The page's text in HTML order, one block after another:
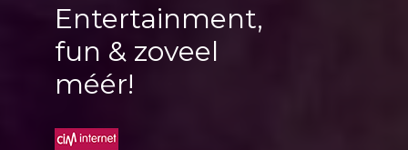
Entertainment,
fun & zoveel
méér!